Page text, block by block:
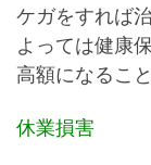
ケガをすれば
よっては健康
高額になるこ
休業損害